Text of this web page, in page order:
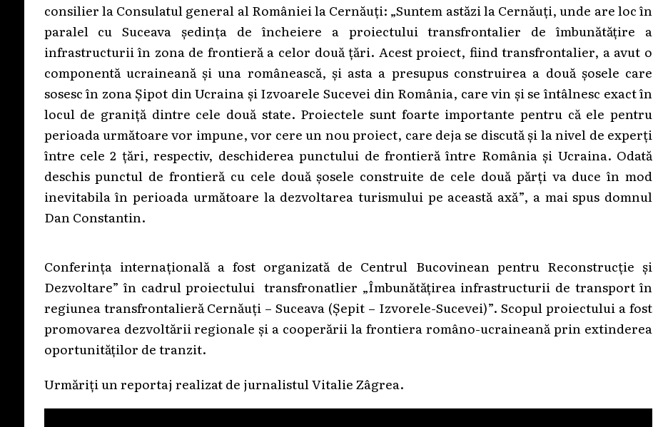
consilier la Consulatul general al României la Cernăuți: „Suntem astăzi la Cernăuți, unde are loc în
paralel cu Suceava ședința de încheiere a proiectului transfrontalier de îmbunătățire a
infrastructurii în zona de frontieră a celor două țări. Acest proiect, fiind transfrontalier, a avut o
componentă ucraineană și una românească, și asta a presupus construirea a două șosele care
sosesc în zona Șipot din Ucraina și Izvoarele Sucevei din România, care vin și se întâlnesc exact în
locul de graniță dintre cele două state. Proiectele sunt foarte importante pentru că ele pentru
perioada următoare vor impune, vor cere un nou proiect, care deja se discută și la nivel de experți
între cele 2 țări, respectiv, deschiderea punctului de frontieră între România și Ucraina. Odată
deschis punctul de frontieră cu cele două șosele construite de cele două părți va duce în mod
inevitabila în perioada următoare la dezvoltarea turismului pe această axă”, a mai spus domnul
Dan Constantin.
Conferința internațională a fost organizată de Centrul Bucovinean pentru Reconstrucție și
Dezvoltare” în cadrul proiectului transfronatlier „Îmbunătățirea infrastructurii de transport în
regiunea transfrontalieră Cernăuți – Suceava (Șepit – Izvorele-Sucevei)”. Scopul proiectului a fost
promovarea dezvoltării regionale și a cooperării la frontiera româno-ucraineană prin extinderea
oportunităților de tranzit.
Urmăriți un reportaj realizat de jurnalistul Vitalie Zâgrea.